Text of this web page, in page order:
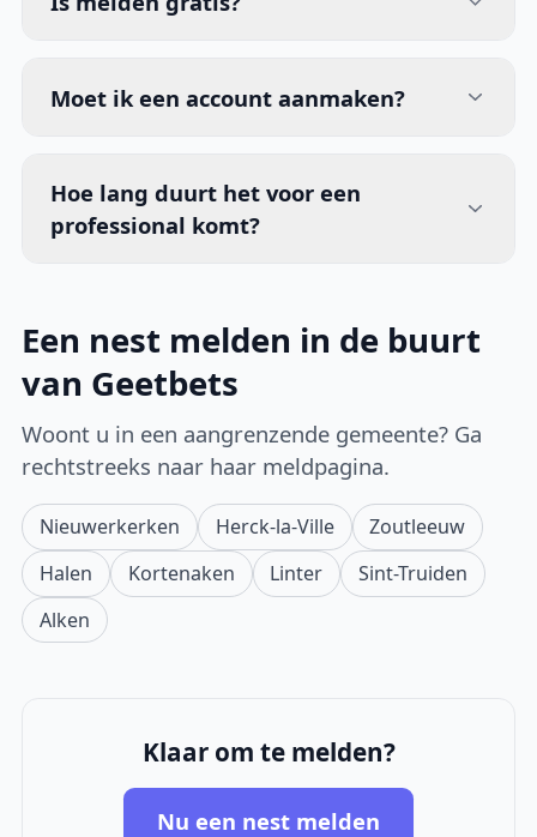
Moet ik een account aanmaken?
Hoe lang duurt het voor een
professional komt?
Een nest melden in de buurt
van Geetbets
Woont u in een aangrenzende gemeente? Ga
rechtstreeks naar haar meldpagina.
Nieuwerkerken Herck-la-Ville
Zoutleeuw
Halen
Kortenaken Linter
Sint-Truiden
Alken
Klaar om te melden?
Nu een nest melden